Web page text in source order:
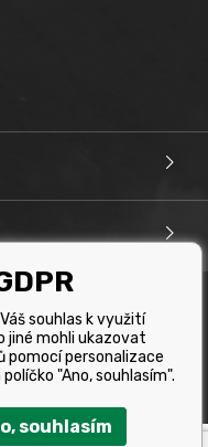
Všechna pravá
souhlas k využití
jiné mohli ukazovat
pomocí personalizace
"Ano, souhlasím".
souhlasím